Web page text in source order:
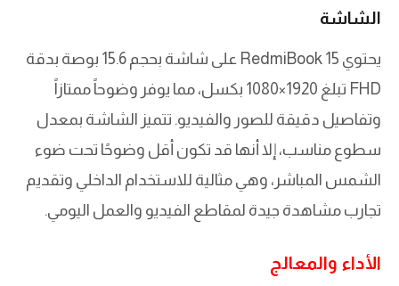
الشاشة
يحتوي RedmiBook 15 على شاشة بحجم 15.6 بوصة بدقة
FHD تبلغ 1920×1080 بكسل، مما يوفر وضوحاً ممتازاً
وتفاصيل دقيقة للصور والفيديو. تتميز الشاشة بمعدل
سطوع مناسب، إلا أنها قد تكون أقل وضوحًا تحت ضوء
الشمس المباشر، وهي مثالية للاستخدام الداخلي وتقديم
تجارب مشاهدة جيدة لمقاطع الفيديو والعمل اليومي.
الأداء والمعالج